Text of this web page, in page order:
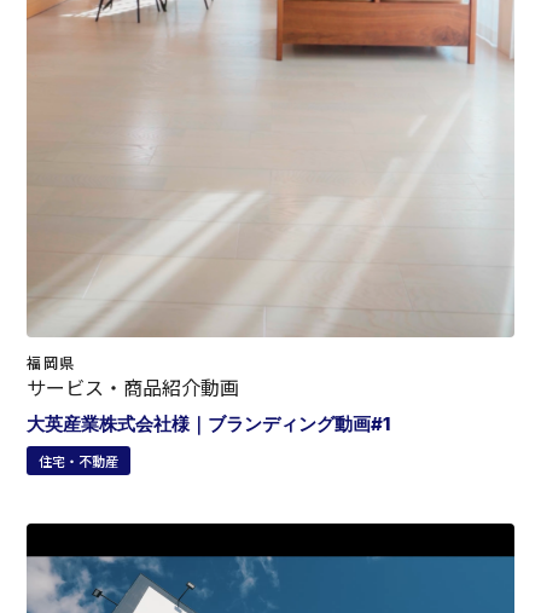
福岡県
サービス・商品紹介動画
大英産業株式会社様｜ブランディング動画#1
住宅・不動産